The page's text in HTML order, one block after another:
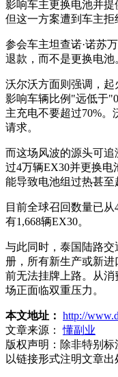
影响车主更换电池并提
但这一方案遭到车主拒
参会车主坦查诺·诺苏
退款，而不是更换电池
沃尔沃方面则强调，
影响车辆比例"远低于
主充电不要超过70%
请求。
而这场风波的源头可
过4万辆EX30并更换
能导致电池组过热甚至
目前全球召回数量已从
有1,668辆EX30。
与此同时，泰国陆路交
册，所有新生产或新
前无法挂牌上路。从
场正面临双重压力。
本文地址： http://
文章来源：
懂副业
版权声明： 除非特别
以链接形式注明文章出